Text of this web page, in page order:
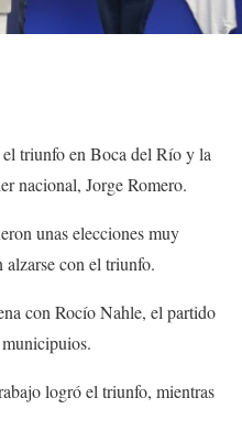
triunfo en Boca del Río y la
nacional, Jorge Romero.
unas elecciones muy
alzarse con el triunfo.
con Rocío Nahle, el partido
logró el triunfo, mientras